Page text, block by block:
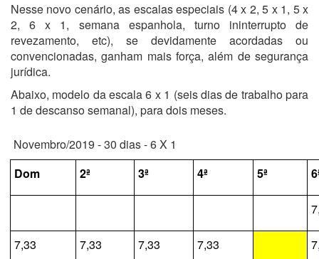
Nesse novo cenário, as escalas especiais (4 x 2, 5 x 1, 5 x
2, 6 x 1, semana espanhola, turno ininterrupto de
revezamento, etc), se devidamente acordadas ou
convencionadas, ganham mais força, além de segurança
jurídica.
Abaixo, modelo da escala 6 x 1 (seis dias de trabalho para
1 de descanso semanal), para dois meses.
Novembro/2019 - 30 dias - 6 X 1
Dom
2ª 3ª 4ª 5ª
7,33 7,33 7,33 7,33